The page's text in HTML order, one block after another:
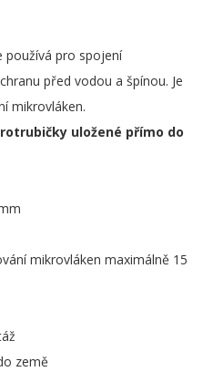
používá pro spojení
před vodou a špínou. Je
mikrovláken.
uložené přímo do
mikrovláken maximálně 15
země